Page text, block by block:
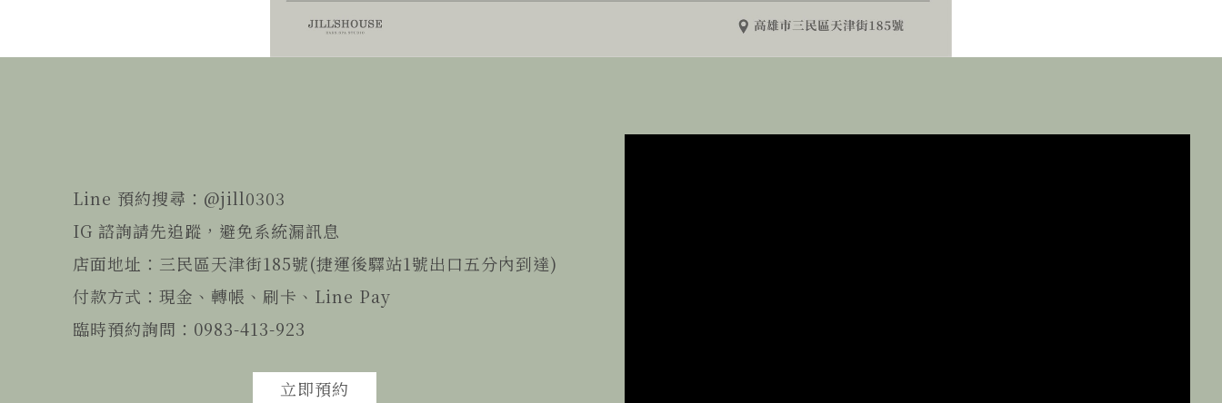
Line 預約搜尋： @jill0303
IG 諮詢請先追蹤，避免系統漏訊息
店面地址：三民區天津街185號(捷運後驛站1號出口五分內到達)
付款方式：現金、轉帳、刷卡、Line Pay
臨時預約詢問： 0983-413-923
立即預約